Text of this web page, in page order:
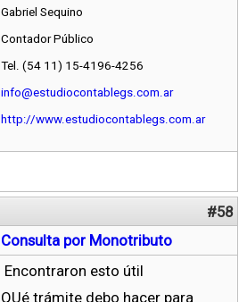
Gabriel Sequino
Contador Público
Tel. (54 11) 15-4196-4256
info@estudiocontablegs.com.ar
http://www.estudiocontablegs.com.ar
#58
Consulta por Monotributo
Encontraron esto útil
QUé trámite debo hacer para